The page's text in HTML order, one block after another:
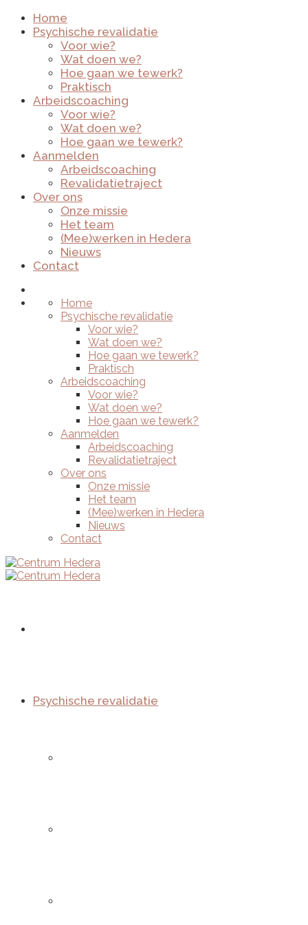
Home
Psychische revalidatie
Voor wie?
Wat doen we?
Hoe gaan we tewerk?
Praktisch
Arbeidscoaching
Voor wie?
Wat doen we?
Hoe gaan we tewerk?
Aanmelden
Arbeidscoaching
Revalidatietraject
Over ons
Onze missie
Het team
(Mee)werken in Hedera
Nieuws
Contact
Home
Psychische revalidatie
Voor wie?
Wat doen we?
Hoe gaan we tewerk?
Praktisch
Arbeidscoaching
Voor wie?
Wat doen we?
Hoe gaan we tewerk?
Aanmelden
Arbeidscoaching
Revalidatietraject
Over ons
Onze missie
Het team
(Mee)werken in Hedera
Nieuws
Contact
Psychische revalidatie